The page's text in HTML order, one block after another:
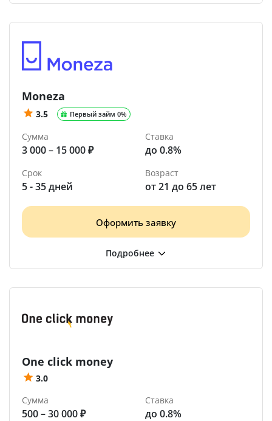
Moneza
3.5 Первый займ 0%
Сумма
3 000 – 15 000 ₽
Ставка
до 0.8%
Срок
5 - 35 дней
Возраст
от 21 до 65 лет
Оформить заявку
One click money
3.0
Сумма
500 – 30 000 ₽
Ставка
до 0.8%